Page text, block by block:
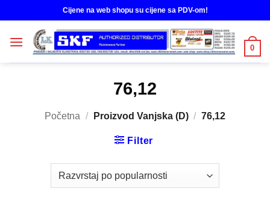
to
content
Cijene na web shopu su cijene sa PDV-om!
0
76,12
Početna / Proizvod Vanjska (D) / 76,12
Filter